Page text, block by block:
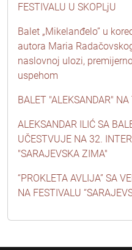
FESTIVALU U SKOPLjU
Balet „Mikelanđelo” u
autora Maria
naslovnoj ulozi,
uspehom
BALET "ALEKSANDAR"
ALEKSANDAR ILIĆ SA
UČESTVUJE NA 32.
"SARAJEVSKA ZIMA"
“PROKLETA AVLIJA” SA
NA FESTIVALU